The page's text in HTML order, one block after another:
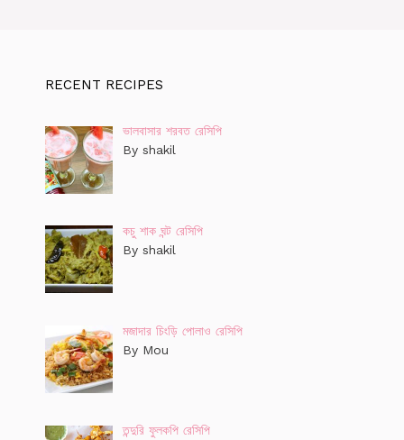
RECENT RECIPES
ভালবাসার শরবত রেসিপি
By shakil
কচু শাক ঘন্ট রেসিপি
By shakil
মজাদার চিংড়ি পোলাও রেসিপি
By Mou
তন্দুরি ফুলকপি রেসিপি